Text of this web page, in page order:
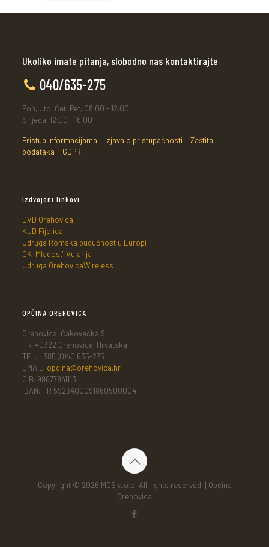
Ukoliko imate pitanja, slobodno nas kontaktirajte
040/635-275
Pon, Uto, Čet, Pet, 08:00 - 12:00
Srijeda, 12:00 - 16:00
Pristup informacijama Izjava o pristupačnosti
Zaštita
podataka
GDPR
Izdvojeni linkovi
DVD Orehovica
KUD Fijolica
Udruga Romska budućnost u Europi
OK "Mladost" Vularija
Udruga OrehovicaWireless
OPĆINA OREHOVICA
Orehovica, Čakovečka 9
HR-40322 Orehovica, Hrvatska
TEL: +385 (0)40 635-275
EMAIL: opcina@orehovica.hr
OIB: 99677841113
IBAN: HR 5923400091860500004
Copyright © 2026 MCS d.o.o. All rights reserved. | Općina
Orehovica